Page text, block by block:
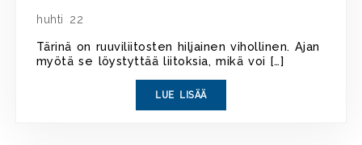
huhti 22
Tärinä on ruuviliitosten hiljainen vihollinen. Ajan
myötä se löystyttää liitoksia, mikä voi […]
LUE LISÄÄ